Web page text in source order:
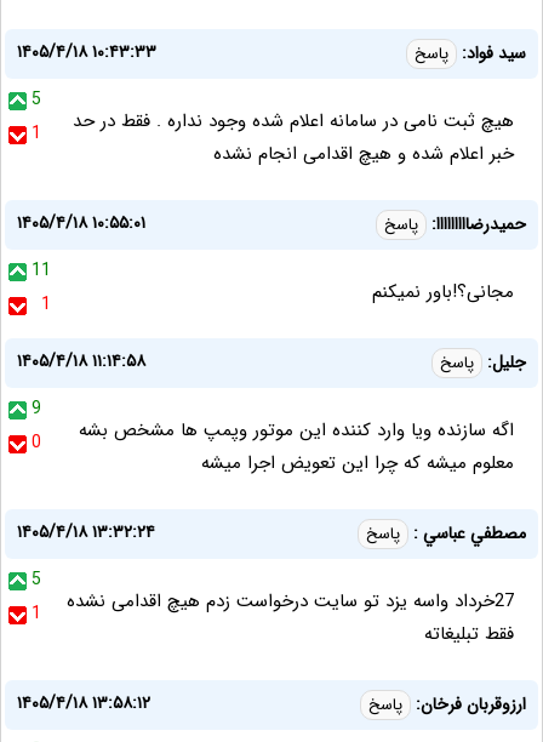
سید فواد: پاسخ
۱۴۰۵/۴/۱۸ ۱۰:۴۳:۳۳
5
1
هیچ ثبت نامی در سامانه اعلام شده وجود نداره . فقط در حد
خبر اعلام شده و هیچ اقدامی انجام نشده
حمیدرضااااااااا: پاسخ
۱۴۰۵/۴/۱۸ ۱۰:۵۵:۰۱
11
1
مجانی؟!باور نمیکنم
جلیل: پاسخ
۱۴۰۵/۴/۱۸ ۱۱:۱۴:۵۸
9
0
اگه سازنده ویا وارد کننده این موتور وپمپ ها مشخص بشه
معلوم میشه که چرا این تعویض اجرا میشه
مصطفي عباسي : پاسخ
۱۴۰۵/۴/۱۸ ۱۳:۳۲:۲۴
5
1
27خرداد واسه یزد تو سایت درخواست زدم هیچ اقدامی نشده
فقط تبلیغاته
ارزوقربان فرخان: پاسخ
۱۴۰۵/۴/۱۸ ۱۳:۵۸:۱۲